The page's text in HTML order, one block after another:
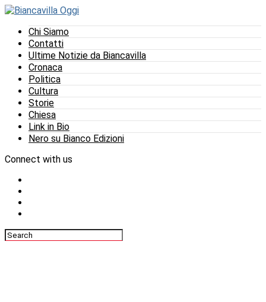
Chi Siamo
Contatti
Ultime Notizie da Biancavilla
Cronaca
Politica
Cultura
Storie
Chiesa
Link in Bio
Nero su Bianco Edizioni
Connect with us